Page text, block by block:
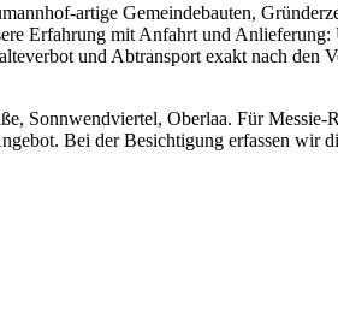
artige Gemeindebauten,
Erfahrung mit Anfahrt und
und Abtransport exakt nach den
Sonnwendviertel, Oberlaa. Für
Bei der Besichtigung erfassen wir